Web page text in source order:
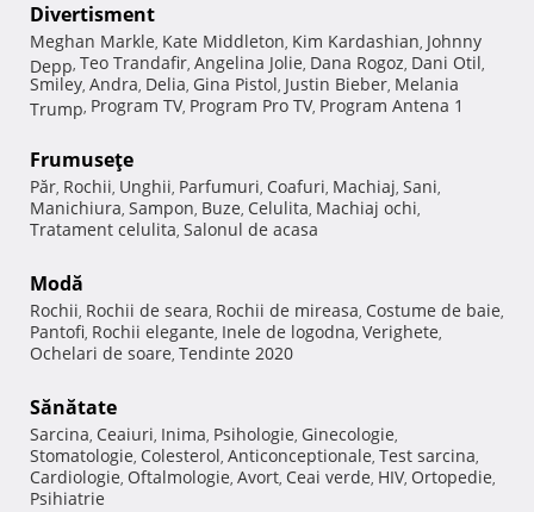
Divertisment
Meghan Markle, Kate Middleton, Kim Kardashian, Johnny
Depp, Teo Trandafir, Angelina Jolie, Dana Rogoz, Dani Otil,
Smiley, Andra, Delia, Gina Pistol, Justin Bieber, Melania
Trump, Program TV, Program Pro TV, Program Antena 1
Frumuseţe
Păr, Rochii, Unghii, Parfumuri, Coafuri, Machiaj, Sani,
Manichiura, Sampon, Buze, Celulita, Machiaj ochi,
Tratament celulita, Salonul de acasa
Modă
Rochii, Rochii de seara, Rochii de mireasa, Costume de baie,
Pantofi, Rochii elegante, Inele de logodna, Verighete,
Ochelari de soare, Tendinte 2020
Sănătate
Sarcina, Ceaiuri, Inima, Psihologie, Ginecologie,
Stomatologie, Colesterol, Anticonceptionale, Test sarcina,
Cardiologie, Oftalmologie, Avort, Ceai verde, HIV, Ortopedie,
Psihiatrie